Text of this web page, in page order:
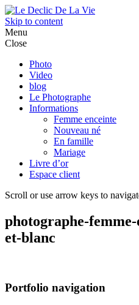
Skip to content
Menu
Close
Photo
Video
blog
Le Photographe
Informations
Femme enceinte
Nouveau né
En famille
Mariage
Livre d’or
Espace client
Scroll or use arrow keys to
photographe-
et-blanc
Portfolio navigation